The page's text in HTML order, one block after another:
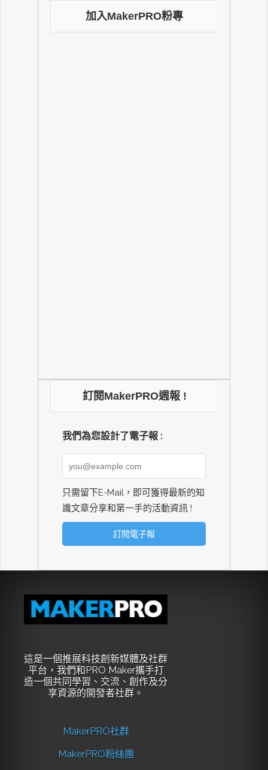
加入MakerPRO粉專
訂閱MakerPRO週報 !
我們為您設計了電子報 :
只需留下E-Mail，即可獲得最新的知
識文章分享和第一手的活動資訊 !
這是一個推展科技創新媒體及社群
平台，我們和PRO Maker攜手打
造一個共同學習、交流、創作及分
享資源的開發者社群。
MakerPRO社群
MakerPRO粉絲團